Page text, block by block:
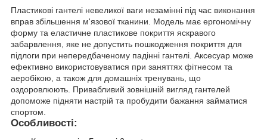
Пластикові гантелі невеликої ваги незамінні під час виконання
вправ збільшення м'язової тканини. Модель має ергономічну
форму та еластичне пластикове покриття яскравого
забарвлення, яке не допустить пошкодження покриття для
підлоги при непередбаченому падінні гантелі. Аксесуар може
ефективно використовуватися при заняттях фітнесом та
аеробікою, а також для домашніх тренувань, що
оздоровлюють. Привабливий зовнішній вигляд гантелей
допоможе підняти настрій та пробудити бажання займатися
спортом.
Особливості: